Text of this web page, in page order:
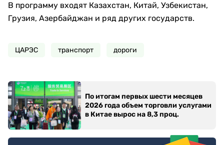
В программу входят Казахстан, Китай, Узбекистан,
Грузия, Азербайджан и ряд других государств.
ЦАРЭС транспорт дороги
По итогам первых шести месяцев
2026 года объем торговли услугами
в Китае вырос на 8,3 проц.